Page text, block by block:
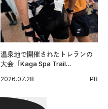
温泉地で開催されたトレランの
大会「Kaga Spa Trail
戦を夢見るランナーたちの奮闘
2026.07.28 PR